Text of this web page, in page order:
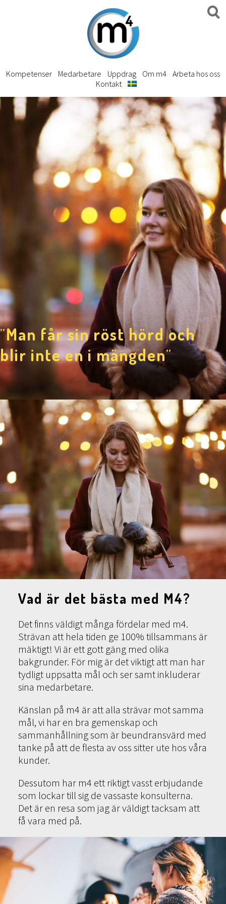
Kompetenser Medarbetare Uppdrag Om m4 Arbeta hos oss
Kontakt
”Man får sin röst hörd och
blir inte en i mängden”
Vad är det bästa med M4?
Det finns väldigt många fördelar med m4.
Strävan att hela tiden ge 100% tillsammans är
mäktigt! Vi är ett gott gäng med olika
bakgrunder. För mig är det viktigt att man har
tydligt uppsatta mål och ser samt inkluderar
sina medarbetare.
Känslan på m4 är att alla strävar mot samma
mål, vi har en bra gemenskap och
sammanhållning som är beundransvärd med
tanke på att de flesta av oss sitter ute hos våra
kunder.
Dessutom har m4 ett riktigt vasst erbjudande
som lockar till sig de vassaste konsulterna.
Det är en resa som jag är väldigt tacksam att
få vara med på.